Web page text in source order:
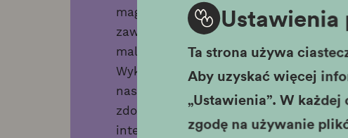
Ta strona używa
Aby uzyskać więcej
„Ustawienia”. W
zgodę na używanie
magisterskie w Instytucie Etnologii i
zawodowo jako architekt,
malarstwem oraz wykonuje szopki. W
Wykonywał je jego pradziadek
następnie tata Stanisław. W swoim
zdobył wiele nagród. W swojej
interpretować architekturę Krakowa